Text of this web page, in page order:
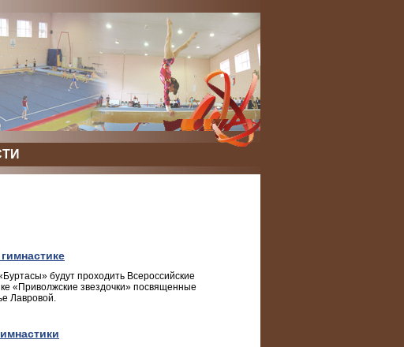
будут проходить Всероссийские
«Приволжские звездочки» посвященные
Лавровой.